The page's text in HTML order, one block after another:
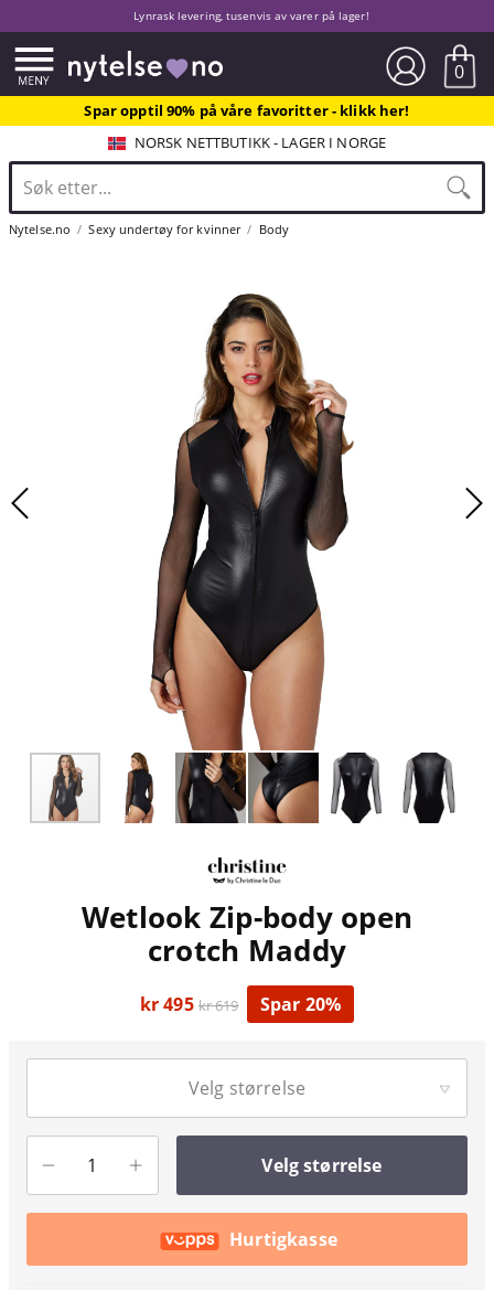
Lynrask levering, tusenvis av varer på lager!
0
Spar opptil 90% på våre favoritter - klikk her!
NORSK NETTBUTIKK - LAGER I NORGE
Nytelse.no Sexy undertøy for kvinner Body
Wetlook Zip-body open
crotch Maddy
kr 495 kr 619 Spar 20%
Velg størrelse
Velg størrelse
Hurtigkasse